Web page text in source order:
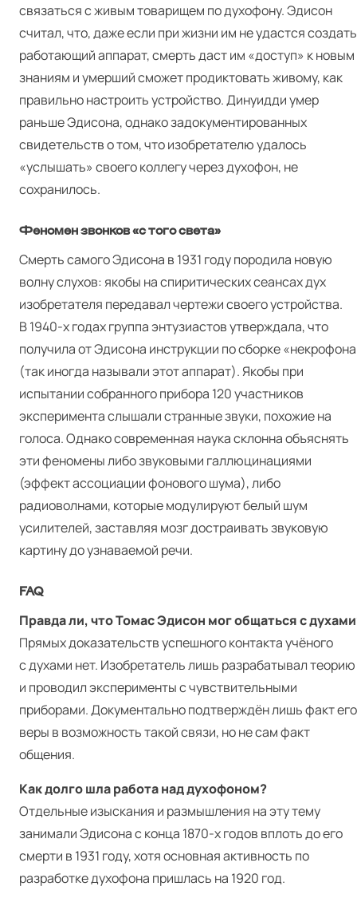
связаться с живым товарищем по духофону. Эдисон
считал, что, даже если при жизни им не удастся создать
работающий аппарат, смерть даст им «доступ» к новым
знаниям и умерший сможет продиктовать живому, как
правильно настроить устройство. Динуидди умер
раньше Эдисона, однако задокументированных
свидетельств о том, что изобретателю удалось
«услышать» своего коллегу через духофон, не
сохранилось.
Феномен звонков «с того света»
Смерть самого Эдисона в 1931 году породила новую
волну слухов: якобы на спиритических сеансах дух
изобретателя передавал чертежи своего устройства.
В 1940‑х годах группа энтузиастов утверждала, что
получила от Эдисона инструкции по сборке
(так иногда называли этот аппарат). Якобы при
испытании собранного прибора 120 участников
эксперимента слышали странные звуки, похожие на
голоса. Однако современная наука склонна объяснять
эти феномены либо звуковыми галлюцинациями
(эффект ассоциации фонового шума), либо
радиоволнами, которые модулируют белый шум
усилителей, заставляя мозг достраивать звуковую
картину до узнаваемой речи.
FAQ
Правда ли, что Томас Эдисон мог общаться с
Прямых доказательств успешного контакта учёного
с духами нет. Изобретатель лишь разрабатывал теорию
и проводил эксперименты с чувствительными
приборами. Документально подтверждён лишь факт его
веры в возможность такой связи, но не сам факт
общения.
Как долго шла работа над духофоном?
Отдельные изыскания и размышления на эту тему
занимали Эдисона с конца 1870‑х годов вплоть до его
смерти в 1931 году, хотя основная активность по
разработке духофона пришлась на 1920 год.